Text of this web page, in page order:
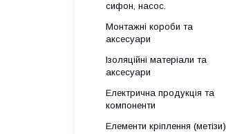
сифон, насос.
Монтажні короби та
аксесуари
Ізоляційні матеріали та
аксесуари
Електрична продукція та
компоненти
Елементи кріплення (метізи)